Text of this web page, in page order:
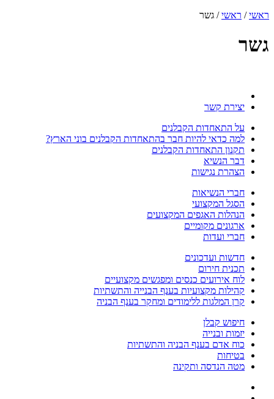
ראשי/ ראשי/ גשר
גשר
יצירת קשר
על התאחדות הקבלנים
למה כדאי להיות חבר בהתאחדות הקבלנים בוני הארץ?
תקנון התאחדות הקבלנים
דבר הנשיא
הצהרת נגישות
חברי הנשיאות
הסגל המקצועי
הנהלות האגפים המקצועים
ארגונים מקומיים
חברי ועדות
חדשות ועדכונים
תכנית חירום
לוח אירועים כנסים ומפגשים מקצועיים
קהילות מקצועיות בענף הבנייה והתשתיות
קרן המלגות ללימודים ומחקר בענף הבניה
חיפוש קבלן
יזמות ובנייה
כוח אדם בענף הבניה והתשתיות
בטיחות
מטה הנדסה ותקינה